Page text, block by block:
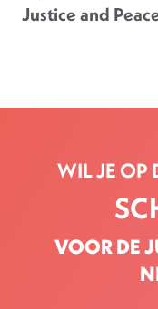
Justice and
WIL JE OP
VOOR DE